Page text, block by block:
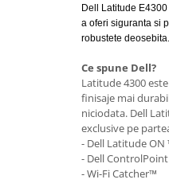
Dell Latitude
a oferi siguranta si
robustete deosebita.
Ce spune Dell?
Latitude 4300
finisaje mai
niciodata. Dell
exclusive pe
- Dell Latitude ON
- Dell
- Wi-Fi Catcher™